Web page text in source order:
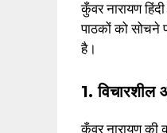
कुँवर नारायण
पाठकों को सोचने
है।
1. विचारशील
कुँवर नारायण की